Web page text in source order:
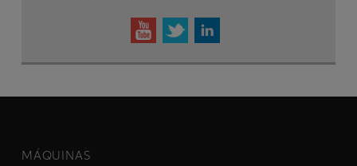
MÁQUINAS